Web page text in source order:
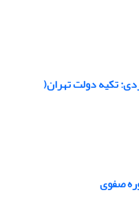
تکیه دولت تهران(
صفوی